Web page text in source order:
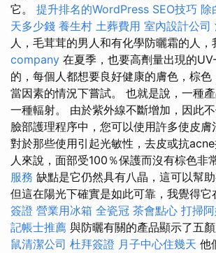
它。 提升排名的WordPress SEO技巧 除
天多少錢 養生村 土葬費用 室內設計公司
人，毛茸茸的男人和有化學防曬霜的人，
company 在夏季，也要高劑量出現的
的，每個人都想要良好健康的膚色，棕色
當因素的情況下嘗試。 也就是說，一種
一種輻射。 由於紫外線不斷增加，因此
臉部護理程序中，您可以使用許多使皮膚
對於那些使用引起光敏性，去皮或抗
人來說，面部受100％保護而沒有棕色非
服務 缺點是它仍然具有八晶，這可以幫助
但這在陽光下確實是如此可靠，我覺得它
簽證 營業用冰箱 全瓷冠 茶會點心 打掃
記帳士推薦 與防曬有關的產品顯示了五
鼠清潔公司 杜拜簽證 月子中心住幾天 他